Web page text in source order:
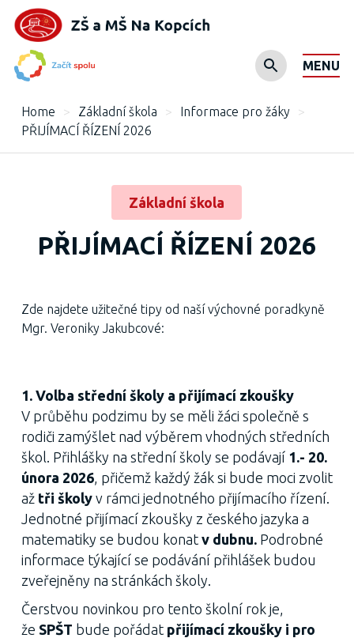
MENU
Home > Základní škola > Informace pro žáky
>
PŘIJÍMACÍ ŘÍZENÍ 2026
Základní škola
PŘIJÍMACÍ ŘÍZENÍ 2026
Zde najdete užitečné tipy od naší výchovné poradkyně
Mgr. Veroniky Jakubcové:
1. Volba střední školy a přijímací zkoušky
V průběhu podzimu by se měli žáci společně s
rodiči zamýšlet nad výběrem vhodných středních
škol. Přihlášky na střední školy se podávají 1.- 20.
února 2026, přičemž každý žák si bude moci zvolit
až tři školyv rámci jednotného přijímacího řízení.
Jednotné přijímací zkoušky z českého jazyka a
matematiky se budou konat v dubnu. Podrobné
informace týkající se podávání přihlášek budou
zveřejněny na stránkách školy.
Čerstvou novinkou pro tento školní rok je,
že SPŠT bude pořádat přijímací zkoušky i pro